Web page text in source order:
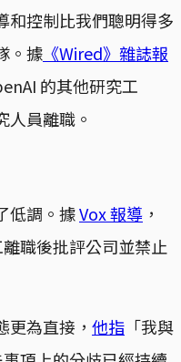
和控制比我們聰明得多
。據 《Wired》雜誌報
的其他研究工
人員離職。
低調。據Vox 報導 ，
職後批評公司並禁止
為直接， 他指 「我與